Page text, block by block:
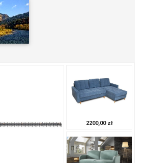
2200,00 zł